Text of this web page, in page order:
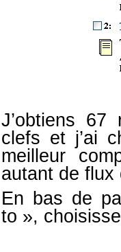
J’obtiens 67
clefs et j’ai
meilleur
autant de flux
En bas de
to »,